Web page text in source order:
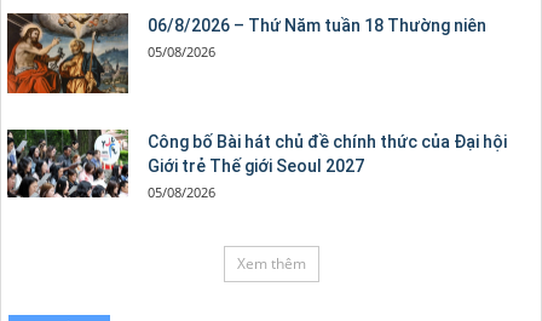
06/8/2026 – Thứ Năm tuần 18 Thường niên
05/08/2026
Công bố Bài hát chủ đề chính thức của Đại hội
Giới trẻ Thế giới Seoul 2027
05/08/2026
Xem thêm